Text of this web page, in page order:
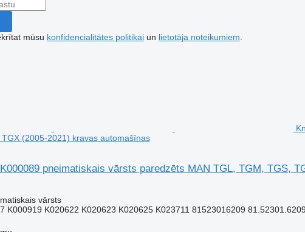
mūsu konfidencialitātes politikaiun lietotāja noteikumiem
(2005-2021) kravas automašīnas
pneimatiskais vārsts paredzēts MAN TGL, TGM, TGS,
vārsts
K000919 K020622 K020623 K020625 K023711 81523016209